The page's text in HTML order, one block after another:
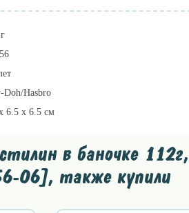
Doh/Hasbro
6.5 х 6.5 см
в баночке 112г,
06], также купили